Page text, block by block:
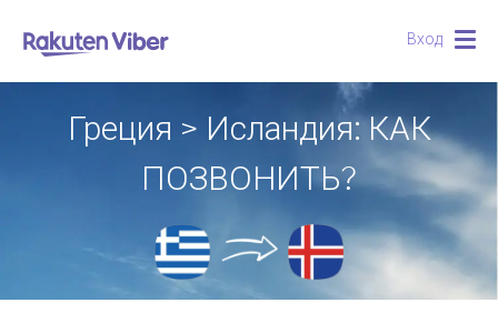
Вход
Греция > Исландия: КАК
ПОЗВОНИТЬ?